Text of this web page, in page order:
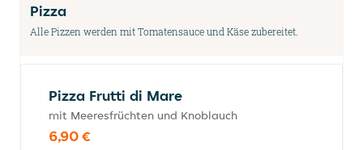
Pizza
Alle Pizzen werden mit Tomatensauce und Käse zubereitet.
Pizza Frutti di Mare
mit Meeresfrüchten und Knoblauch
6,90 €